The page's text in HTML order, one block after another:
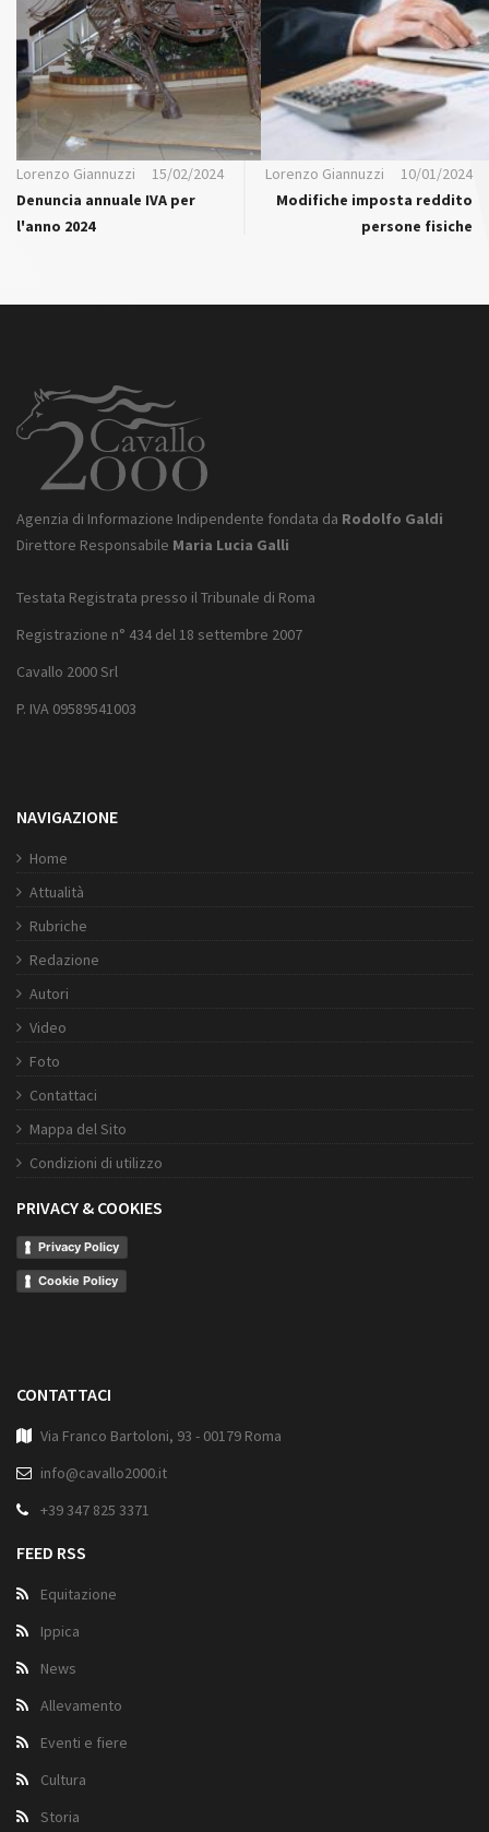
Lorenzo Giannuzzi
15/02/2024
Denuncia annuale IVA per
l'anno 2024
Lorenzo Giannuzzi
10/01/2024
Modifiche imposta reddito
persone fisiche
Agenzia di Informazione Indipendente fondata da Rodolfo Galdi
Direttore Responsabile Maria Lucia Galli
Testata Registrata presso il Tribunale di Roma
Registrazione n° 434 del 18 settembre 2007
Cavallo 2000 Srl
P. IVA 09589541003
NAVIGAZIONE
Home
Attualità
Rubriche
Redazione
Autori
Video
Foto
Contattaci
Mappa del Sito
Condizioni di utilizzo
PRIVACY & COOKIES
Privacy Policy
Cookie Policy
CONTATTACI
Via Franco Bartoloni, 93 - 00179 Roma
info@cavallo2000.it
+39 347 825 3371
FEED RSS
Equitazione
Ippica
News
Allevamento
Eventi e fiere
Cultura
Storia